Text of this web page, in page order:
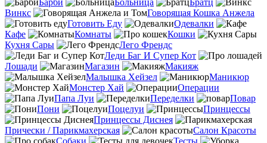
Барби
Больница
Братц
Винкс
Говорящая Кошка Анжела
Готовить Еду
Одевалки
Кафе
Комнаты
Кошки
Кухня Сары
Лего Френдс
Леди Баг И Супер Кот
Лошади
Магазин
Макияж
Малышка Хейзел
Маникюр
Монстер Хай
Операции
Папа Луи
Переделки
Повар
Пони
Поцелуи
Принцессы
Принцессы Диснея
Прически / Парикмахерская
Салон Красоты